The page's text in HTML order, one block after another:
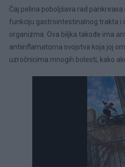
Čaj pelina poboljšava rad
funkciju gastrointestinalnog trakta i
organizma. Ova biljka takođe ima
antiinflamatorna svojstva koja joj
uzročnicima mnogih bolesti, kako